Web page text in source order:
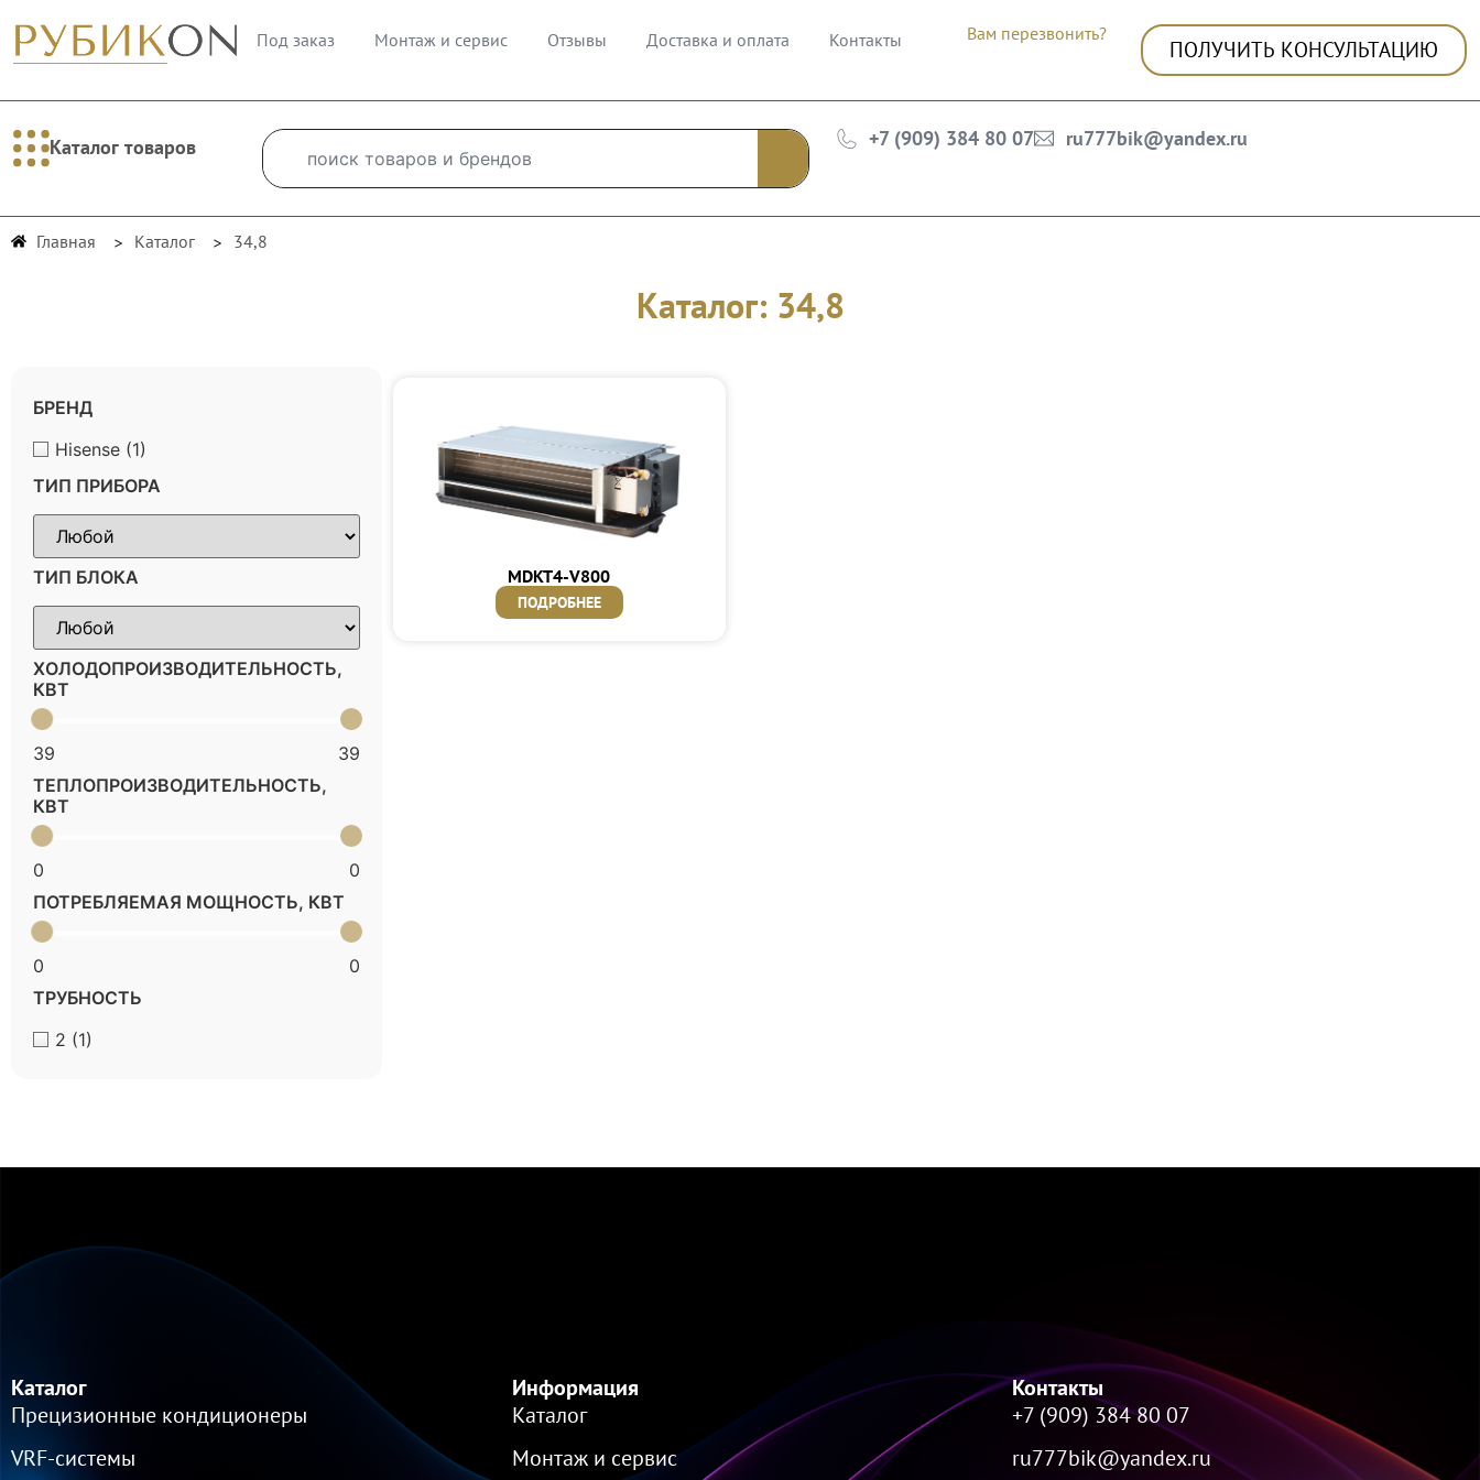
Под заказ Монтаж и сервис Отзывы Доставка и оплата Контакты Вам перезвонить?
ПОЛУЧИТЬ КОНСУЛЬТАЦИЮ
Каталог товаров +7 (909) 384 80 07 ru777bik@yandex.ru
Главная Каталог 34,8
Каталог: 34,8
БРЕНД
Hisense (1)
ТИП ПРИБОРА
ТИП БЛОКА
ХОЛОДОПРОИЗВОДИТЕЛЬНОСТЬ,
КВТ
39
39
ТЕПЛОПРОИЗВОДИТЕЛЬНОСТЬ,
КВТ
0
0
ПОТРЕБЛЯЕМАЯ МОЩНОСТЬ, КВТ
0
0
ТРУБНОСТЬ
2 (1)
MDKT4-V800
ПОДРОБНЕЕ
Каталог
Прецизионные кондиционеры
VRF-cистемы
Информация
Каталог
Монтаж и сервис
Контакты
+7 (909) 384 80 07
ru777bik@yandex.ru